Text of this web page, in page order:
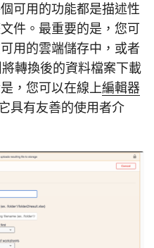
可用的功能都是描述性
件。最重要的是，您可
用的雲端儲存中，或者
轉換後的資料檔案下載
，您可以在線上編輯器
具有友善的使用者介